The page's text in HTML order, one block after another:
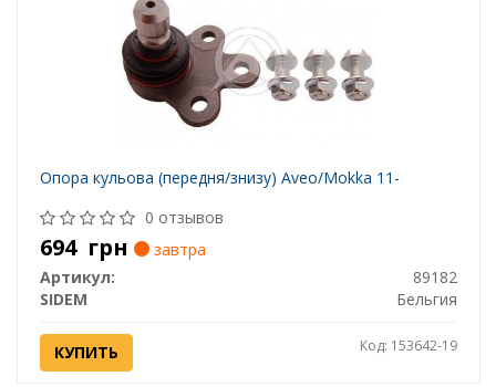
Опора кульова (передня/знизу) Aveo/Mokka 11-
0 отзывов
694 грн
завтра
Артикул:
89182
SIDEM
Бельгия
КУПИТЬ Код: 153642-19